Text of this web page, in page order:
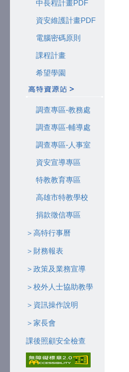
中長程計畫PDF
資安維護計畫PDF
電腦密碼原則
課程計畫
希望學園
調查專區-教務處
調查專區-輔導處
調查專區-人事室
資安宣導專區
特教教育專區
高雄市特教學校
捐款徵信專區
＞高特行事曆
＞財務報表
＞政策及業務宣導
＞校外人士協助教學
＞資訊操作說明
＞家長會
課後照顧安全檢查